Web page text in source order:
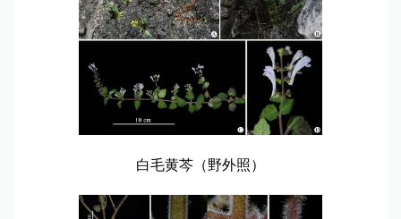
白毛黄芩（野外照）